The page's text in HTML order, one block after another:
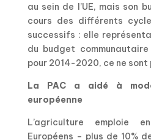
au sein de l’UE, mais son
cours des différents
successifs : elle
du budget
pour 2014-2020, ce ne sont
La PAC a aidé à
européenne
L’agriculture emploie
Européens – plus de 10%